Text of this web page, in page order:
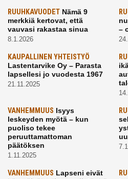
RUUHKAVUODET Nämä 9
merkkiä kertovat, että
vauvasi rakastaa sinua
8.1.2026
–
KAUPALLINEN YHTEISTYÖ
Lastentarvike Oy – Parasta
lapsellesi jo vuodesta 1967
21.11.2025
VANHEMMUUS Isyys
leskeyden myötä – kun
puoliso tekee
peruuttamattoman
päätöksen
1.11.2025
VANHEMMUUS Lapseni eivät